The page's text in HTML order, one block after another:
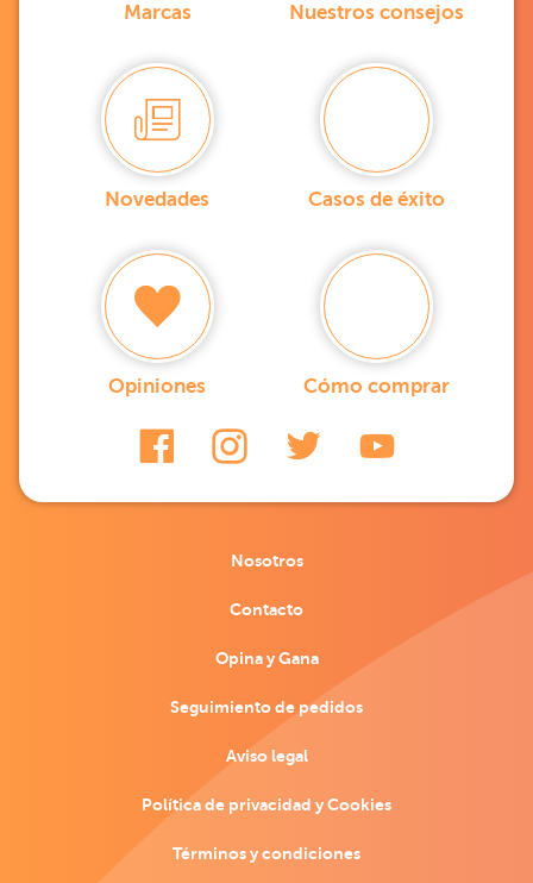
Marcas Nuestros consejos
Novedades Casos de éxito
Opiniones Cómo comprar
Nosotros
Contacto
Opina y Gana
Seguimiento de pedidos
Aviso legal
Política de privacidad y Cookies
Términos y condiciones